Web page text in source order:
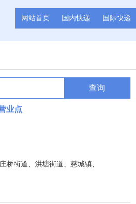
网站首页 国内快递 国际快递
查询
业点
桥街道、洪塘街道、慈城镇、